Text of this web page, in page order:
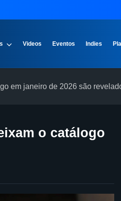
Videos Eventos Indies
em janeiro de 2026 são
o catálogo